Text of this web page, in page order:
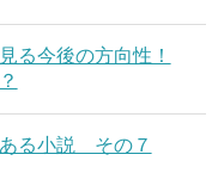
る今後の方向性！
ある小説 その７